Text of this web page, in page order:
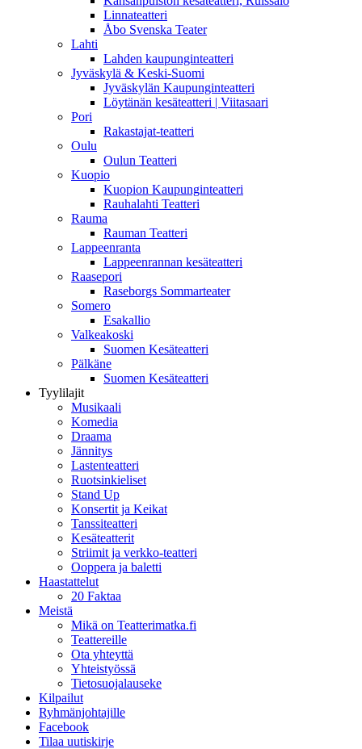
Linnateatteri
Åbo Svenska Teater
Lahti
Lahden kaupunginteatteri
Jyväskylä & Keski-Suomi
Jyväskylän Kaupunginteatteri
Löytänän kesäteatteri | Viitasaari
Pori
Rakastajat-teatteri
Oulu
Oulun Teatteri
Kuopio
Kuopion Kaupunginteatteri
Rauhalahti Teatteri
Rauma
Rauman Teatteri
Lappeenranta
Lappeenrannan kesäteatteri
Raasepori
Raseborgs Sommarteater
Somero
Esakallio
Valkeakoski
Suomen Kesäteatteri
Pälkäne
Suomen Kesäteatteri
Tyylilajit
Musikaali
Komedia
Draama
Jännitys
Lastenteatteri
Ruotsinkieliset
Stand Up
Konsertit ja Keikat
Tanssiteatteri
Kesäteatterit
Striimit ja verkko-teatteri
Ooppera ja baletti
Haastattelut
20 Faktaa
Meistä
Mikä on Teatterimatka.fi
Teattereille
Ota yhteyttä
Yhteistyössä
Tietosuojalauseke
Kilpailut
Ryhmänjohtajille
Facebook
Tilaa uutiskirje